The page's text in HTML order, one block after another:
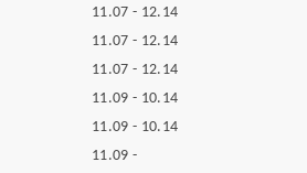
11.07 - 12.14
11.07 - 12.14
11.07 - 12.14
11.09 - 10.14
11.09 - 10.14
11.09 -